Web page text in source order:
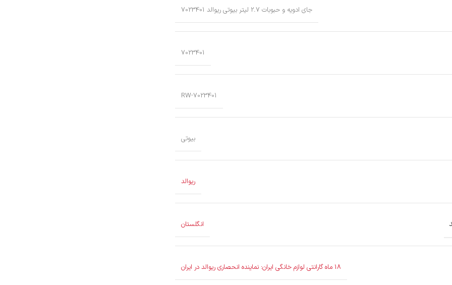
جای ادویه و حبوبات 2.7 لیتر بیوتی ریوالد 7023401
7023401
RW-7023401
بیوتی
ریوالد
انگلستان
18 ماه گارانتی لوازم خانگی ایران: نماینده انحصاری ریوالد در ایران